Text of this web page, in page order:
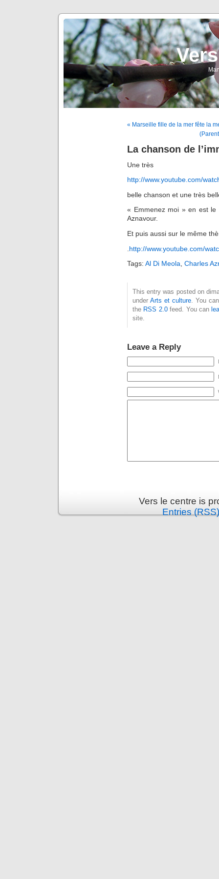
« Marseille fille de la mer fête la
La chanson de
Une très
http://www.youtube.com/
belle chanson et une très
« Emmenez moi » en est
Aznavour.
Et puis aussi sur le même
http://www.youtube.com/
Tags: Al Di Meola Charles
This entry was posted on
under Arts et culture. You
the RSS 2.0feed. You can
site.
Leave a Reply
Vers le centre is
Entries (RSS)